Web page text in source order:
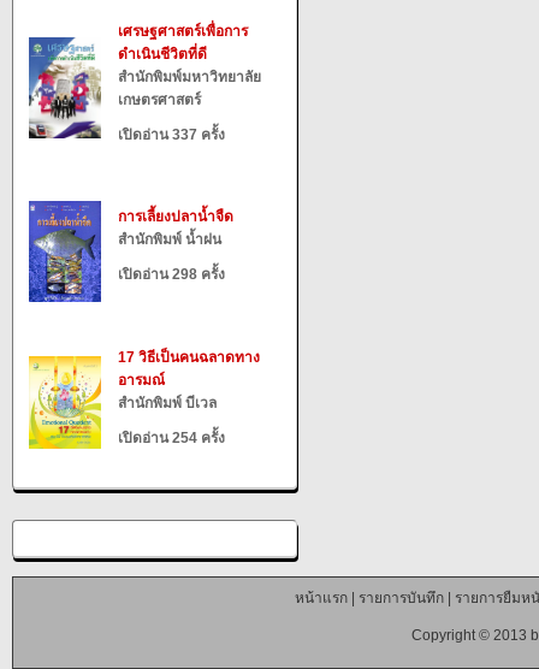
เศรษฐศาสตร์เพื่อการ
ดำเนินชีวิตที่ดี
สำนักพิมพ์มหาวิทยาลัย
เกษตรศาสตร์
เปิดอ่าน 337 ครั้ง
การเลี้ยงปลาน้ำจืด
สำนักพิมพ์ น้ำฝน
เปิดอ่าน 298 ครั้ง
17 วิธีเป็นคนฉลาดทาง
อารมณ์
สำนักพิมพ์ บีเวล
เปิดอ่าน 254 ครั้ง
หน้าแรก| รายการบันทึก| รายการยืมห
Copyright © 2013